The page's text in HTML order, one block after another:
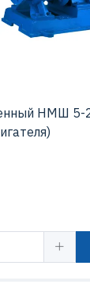
НМШ 5-